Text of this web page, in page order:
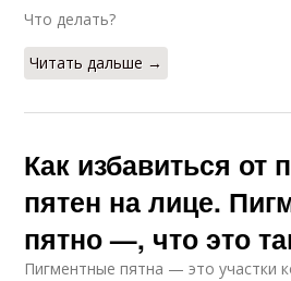
Что делать?
Читать дальше →
Как избавиться от
пятен на лице.
пятно —, что это
Пигментные пятна — это участки